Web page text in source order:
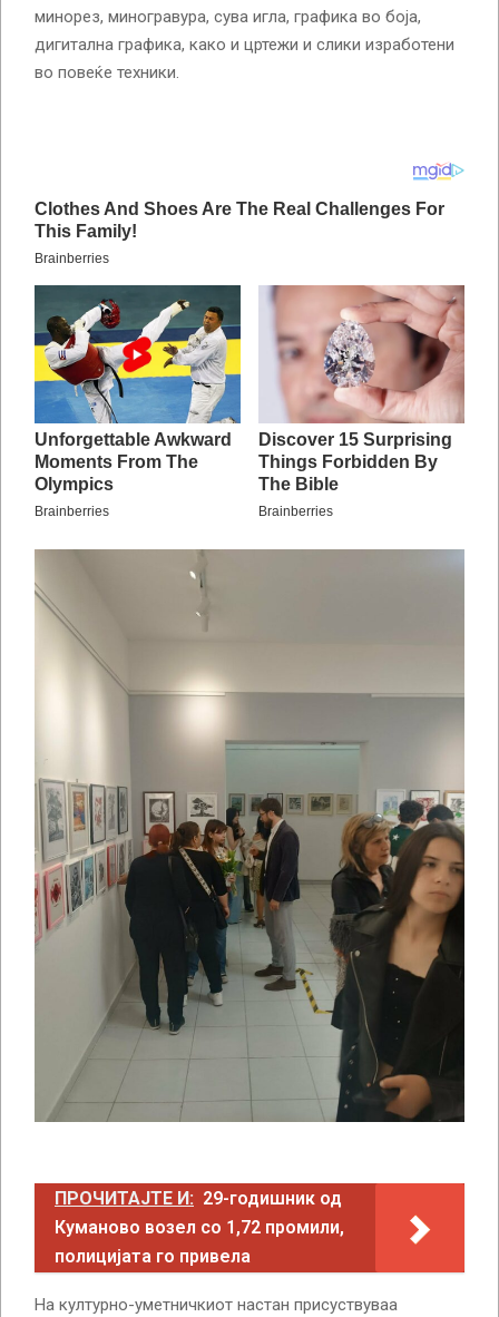
минорез, миногравура, сува игла, графика во боја,
дигитална графика, како и цртежи и слики изработени
во повеќе техники.
ПРОЧИТАЈТЕ И: 29-годишник од
Куманово возел со 1,72 промили,
полицијата го привела
На културно-уметничкиот настан присуствуваа